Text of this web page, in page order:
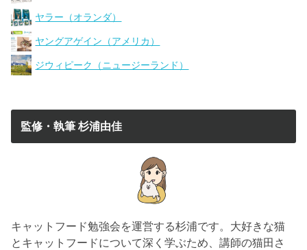
ヤラー（オランダ）
ヤングアゲイン（アメリカ）
ジウィピーク（ニュージーランド）
監修・執筆 杉浦由佳
キャットフード勉強会を運営する杉浦です。大好きな猫
とキャットフードについて深く学ぶため、講師の猫田さ